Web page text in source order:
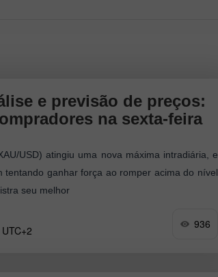
e previsão de preços:
na sexta-feira
USD) atingiu uma nova máxima intradiária, e
tentando ganhar força ao romper acima do nível
seu melhor
936